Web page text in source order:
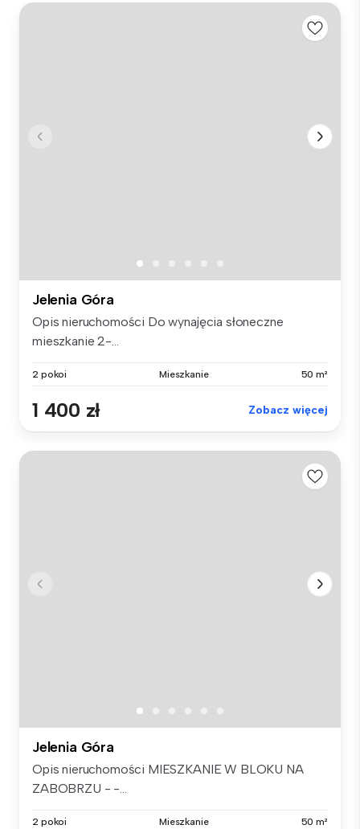
Jelenia Góra
Opis nieruchomości Do wynajęcia słoneczne
mieszkanie 2-...
2 pokoi Mieszkanie 50 m²
1 400 zł Zobacz więcej
Jelenia Góra
Opis nieruchomości MIESZKANIE W BLOKU NA
ZABOBRZU - -...
2 pokoi Mieszkanie 50 m²